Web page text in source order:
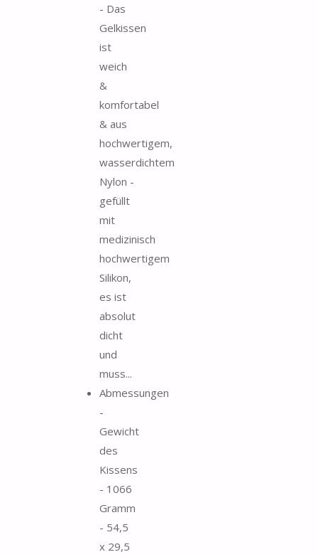
- Das
Gelkissen
ist
weich
&
komfortabel
& aus
hochwertigem,
wasserdichtem
Nylon -
gefüllt
mit
medizinisch
hochwertigem
Silikon,
es ist
absolut
dicht
und
muss...
Abmessungen
-
Gewicht
des
Kissens
- 1066
Gramm
- 54,5
x 29,5